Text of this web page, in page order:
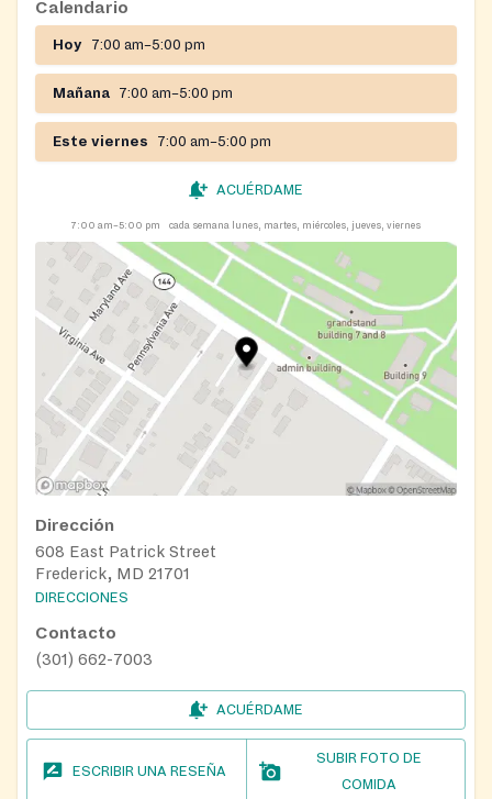
Calendario
Hoy 7:00 am–5:00 pm
Mañana 7:00 am–5:00 pm
Este viernes 7:00 am–5:00 pm
ACUÉRDAME
7:00 am–5:00 pm cada semana lunes, martes, miércoles, jueves, viernes
Dirección
608 East Patrick Street
Frederick, MD 21701
DIRECCIONES
Contacto
(301) 662-7003
ACUÉRDAME
ESCRIBIR UNA RESEÑA
SUBIR FOTO DE
COMIDA